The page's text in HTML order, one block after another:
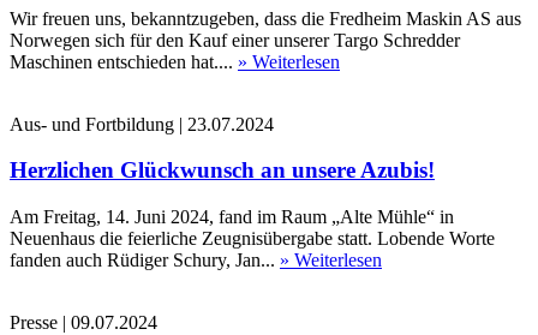
Wir freuen uns, bekanntzugeben, dass die Fredheim Maskin AS aus
Norwegen sich für den Kauf einer unserer Targo Schredder
Maschinen entschieden hat.... » Weiterlesen
Aus- und Fortbildung | 23.07.2024
Herzlichen Glückwunsch an unsere Azubis!
Am Freitag, 14. Juni 2024, fand im Raum „Alte Mühle“ in
Neuenhaus die feierliche Zeugnisübergabe statt. Lobende Worte
fanden auch Rüdiger Schury, Jan... » Weiterlesen
Presse | 09.07.2024